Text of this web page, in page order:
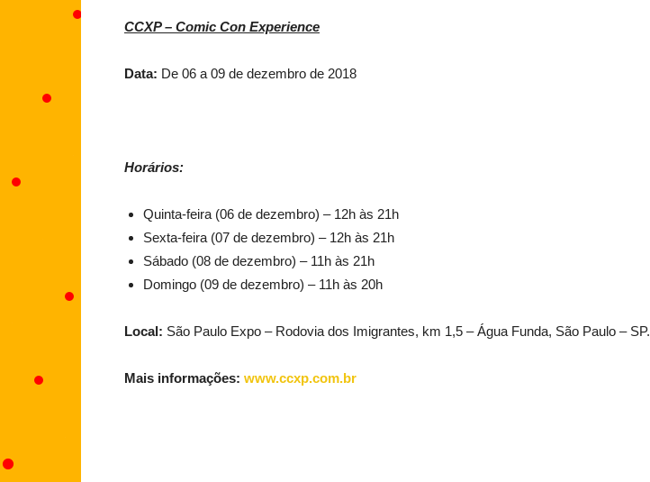
CCXP – Comic Con Experience
Data: De 06 a 09 de dezembro de 2018
Horários:
Quinta-feira (06 de dezembro) – 12h às 21h
Sexta-feira (07 de dezembro) – 12h às 21h
Sábado (08 de dezembro) – 11h às 21h
Domingo (09 de dezembro) – 11h às 20h
Local: São Paulo Expo – Rodovia dos Imigrantes, km 1,5 – Água Funda, São Paulo – SP.
Mais informações: www.ccxp.com.br